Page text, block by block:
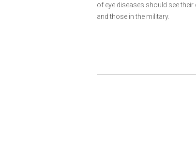
of eye diseases should see
and those in the military.